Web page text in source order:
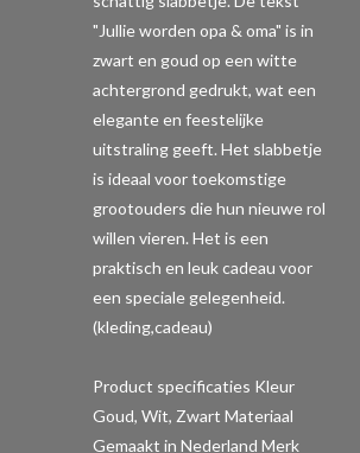
"Jullie worden opa & oma" is in
zwart en goud op een witte
achtergrond gedrukt, wat een
elegante en feestelijke
uitstraling geeft. Het slabbetje
is ideaal voor toekomstige
grootouders die hun nieuwe rol
willen vieren. Het is een
praktisch en leuk cadeau voor
een speciale gelegenheid.
(kleding,cadeau)
Product specificaties Kleur
Goud, Wit, Zwart Materiaal
Gemaakt in Nederland Merk